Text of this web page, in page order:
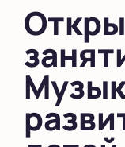
во
на
на